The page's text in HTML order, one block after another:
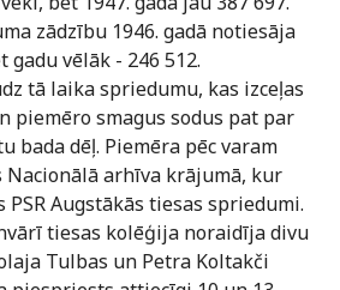
zādzību 1946. gadā notiesāja
gadu vēlāk - 246 512.
tā laika spriedumu, kas izceļas
piemēro smagus sodus pat par
bada dēļ. Piemēra pēc varam
arhīva krājumā, kur
Augstākās tiesas spriedumi.
tiesas kolēģija noraidīja divu
Tulbas un Petra Koltakči